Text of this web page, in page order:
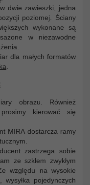
dwie zawieszki, jedna
poziomej. Ściany
wykonane są
w niezawodne
dla małych formatów
obrazu. Również
kierować się
MIRA dostarcza ramy
zastrzega sobie
ze szkłem zwykłym
względu na wysokie
pojedynczych